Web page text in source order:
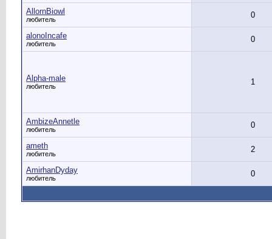
AllornBiowl
любитель 0
alonoIncafe
любитель 0
Alpha-male
любитель 1
AmbizeAnnetle
любитель 0
ameth
любитель 2
AmirhanDyday
любитель 0